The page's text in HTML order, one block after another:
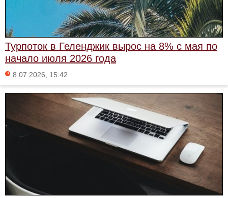
Турпоток в Геленджик вырос на 8% с мая по
начало июля 2026 года
8.07.2026, 15:42